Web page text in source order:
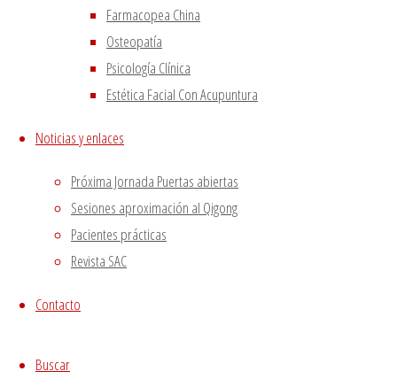
Farmacopea China
Osteopatía
Psicología Clínica
Estética Facial Con Acupuntura
Noticias y enlaces
Próxima Jornada Puertas abiertas
Sesiones aproximación al Qigong
Pacientes prácticas
Revista SAC
Contacto
Buscar